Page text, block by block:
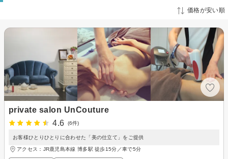
価格が安い順
private salon UnCouture
4.6
(6件)
お客様ひとりひとりに合わせた「美の仕立て」をご提供
アクセス：JR鹿児島本線 博多駅 徒歩15分／車で5分